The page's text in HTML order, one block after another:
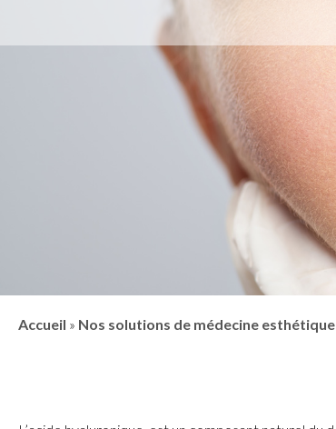
Accueil » Nos solutions de médecine